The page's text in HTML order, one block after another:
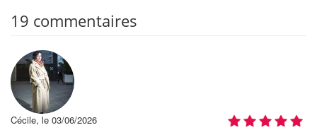
19 commentaires
Cécile, le 03/06/2026